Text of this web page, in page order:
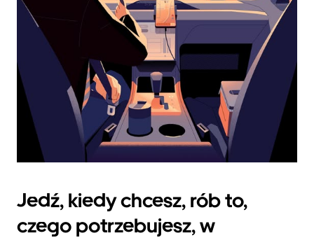
kalendarz.
Jedź, kiedy chcesz, rób to,
czego potrzebujesz, w